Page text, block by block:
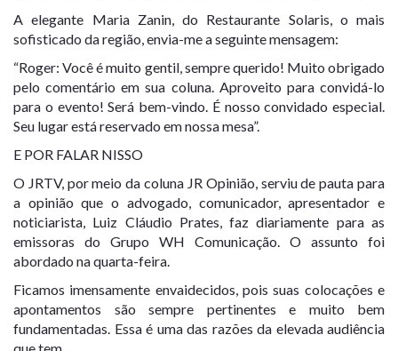
A elegante Maria Zanin, do Restaurante Solaris, o mais
sofisticado da região, envia-me a seguinte mensagem:
“Roger: Você é muito gentil, sempre querido! Muito obrigado
pelo comentário em sua coluna. Aproveito para convidá-lo
para o evento! Será bem-vindo. É nosso convidado especial.
Seu lugar está reservado em nossa mesa”.
E POR FALAR NISSO
O JRTV, por meio da coluna JR Opinião, serviu de pauta para
a opinião que o advogado, comunicador, apresentador e
noticiarista, Luiz Cláudio Prates, faz diariamente para as
emissoras do Grupo WH Comunicação. O assunto foi
abordado na quarta-feira.
Ficamos imensamente envaidecidos, pois suas colocações e
apontamentos são sempre pertinentes e muito bem
fundamentadas. Essa é uma das razões da elevada audiência
que tem.